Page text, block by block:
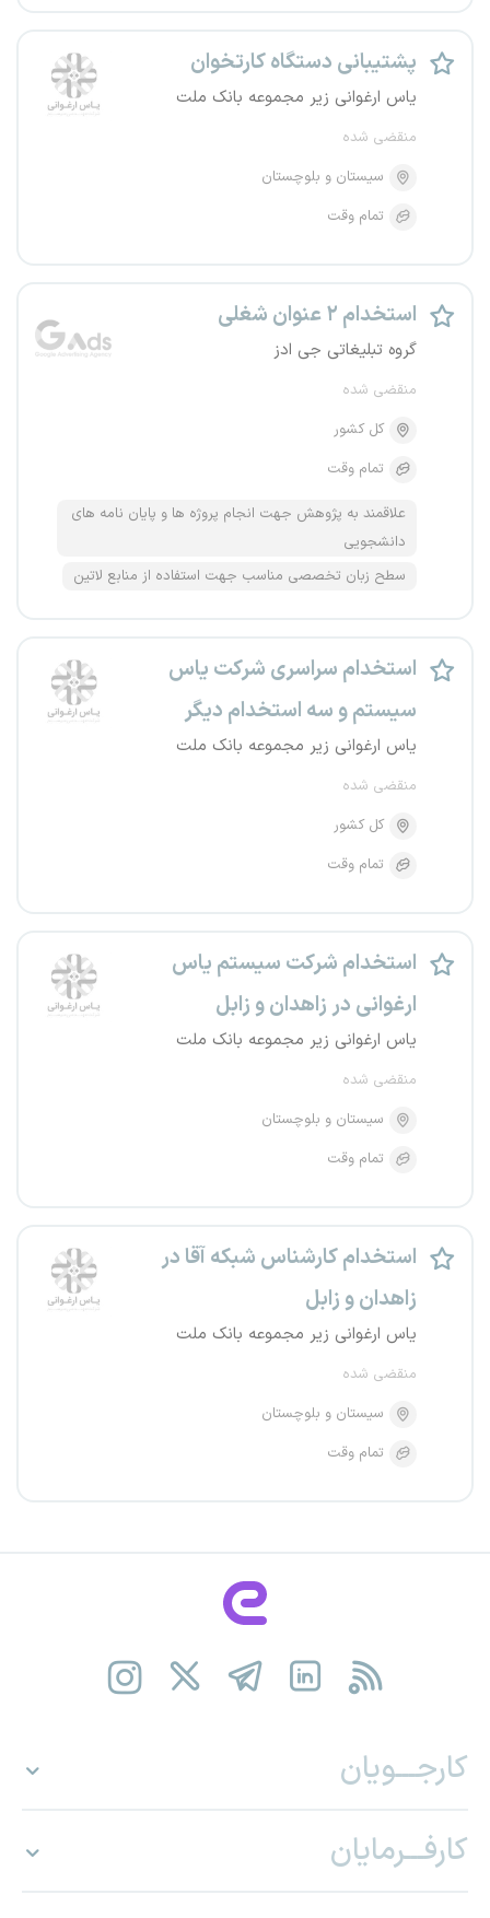
پشتیبانی دستگاه کارتخوان
یاس ارغوانی زیر مجموعه بانک ملت
منقضی شده
سیستان و بلوچستان
تمام وقت
استخدام ۲ عنوان شغلی
گروه تبلیغاتی جی ادز
منقضی شده
کل کشور
تمام وقت
علاقمند به پژوهش جهت انجام پروژه ها و پایان نامه های
دانشجویی
سطح زبان تخصصی مناسب جهت استفاده از منابع لاتین
استخدام سراسری شرکت یاس
سیستم و سه استخدام دیگر
یاس ارغوانی زیر مجموعه بانک ملت
منقضی شده
کل کشور
تمام وقت
استخدام شرکت سیستم یاس
ارغوانی در زاهدان و زابل
یاس ارغوانی زیر مجموعه بانک ملت
منقضی شده
سیستان و بلوچستان
تمام وقت
استخدام کارشناس شبکه آقا در
زاهدان و زابل
یاس ارغوانی زیر مجموعه بانک ملت
منقضی شده
سیستان و بلوچستان
تمام وقت
کارجـــویان
کارفـــرمایان